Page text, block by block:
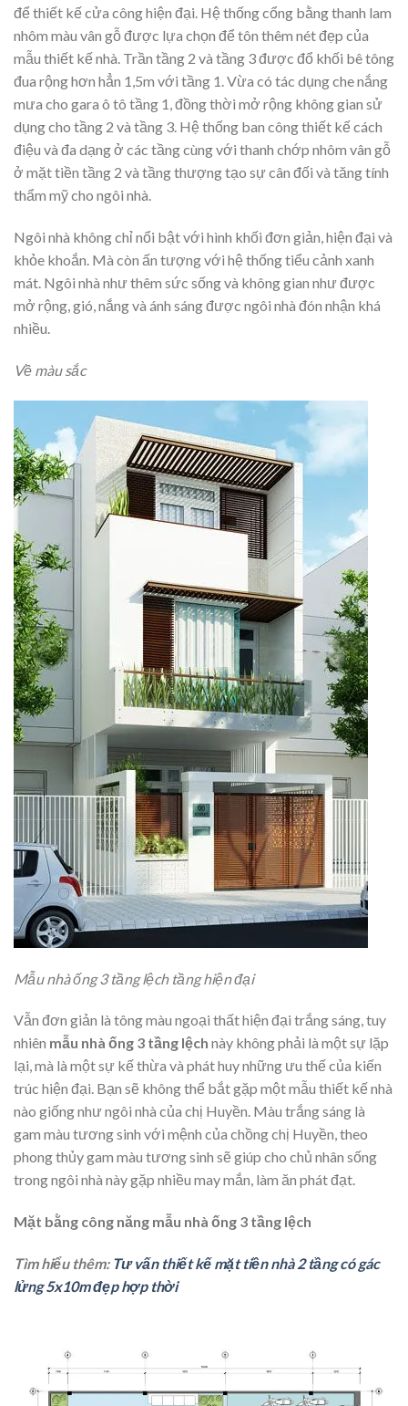
để thiết kế cửa công hiện đại. Hệ thống cổng bằng thanh lam
nhôm màu vân gỗ được lựa chọn để tôn thêm nét đẹp của
mẫu thiết kế nhà. Trần tầng 2 và tầng 3 được đổ khối bê tông
đua rộng hơn hẳn 1,5m với tầng 1. Vừa có tác dụng che nắng
mưa cho gara ô tô tầng 1, đồng thời mở rộng không gian sử
dụng cho tầng 2 và tầng 3. Hệ thống ban công thiết kế cách
điệu và đa dạng ở các tầng cùng với thanh chớp nhôm vân gỗ
ở mặt tiền tầng 2 và tầng thượng tạo sự cân đối và tăng tính
thẩm mỹ cho ngôi nhà.
Ngôi nhà không chỉ nổi bật với hình khối đơn giản, hiện đại và
khỏe khoắn. Mà còn ấn tượng với hệ thống tiểu cảnh xanh
mát. Ngôi nhà như thêm sức sống và không gian như được
mở rộng, gió, nắng và ánh sáng được ngôi nhà đón nhận khá
nhiều.
Về màu sắc
Mẫu nhà ống 3 tầng lệch tầng hiện đại
Vẫn đơn giản là tông màu ngoại thất hiện đại trắng sáng, tuy
nhiên mẫu nhà ống 3 tầng lệch này không phải là một sự lặp
lại, mà là một sự kế thừa và phát huy những ưu thế của kiến
trúc hiện đại. Bạn sẽ không thể bắt gặp một mẫu thiết kế nhà
nào giống như ngôi nhà của chị Huyền. Màu trắng sáng là
gam màu tương sinh với mệnh của chồng chị Huyền, theo
phong thủy gam màu tương sinh sẽ giúp cho chủ nhân sống
trong ngôi nhà này gặp nhiều may mắn, làm ăn phát đạt.
Mặt bằng công năng mẫu nhà ống 3 tầng lệch
Tìm hiểu thêm: Tư vấn thiết kế mặt tiền nhà 2 tầng có gác
lửng 5x10m đẹp hợp thời